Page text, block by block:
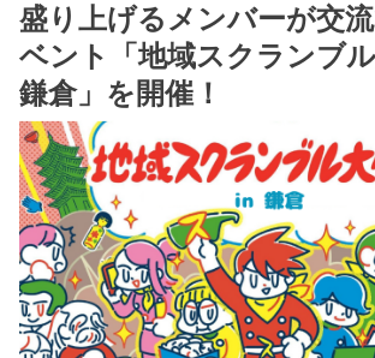
盛り上げるメンバーが交
ベント「地域スクランブ
鎌倉」を開催！